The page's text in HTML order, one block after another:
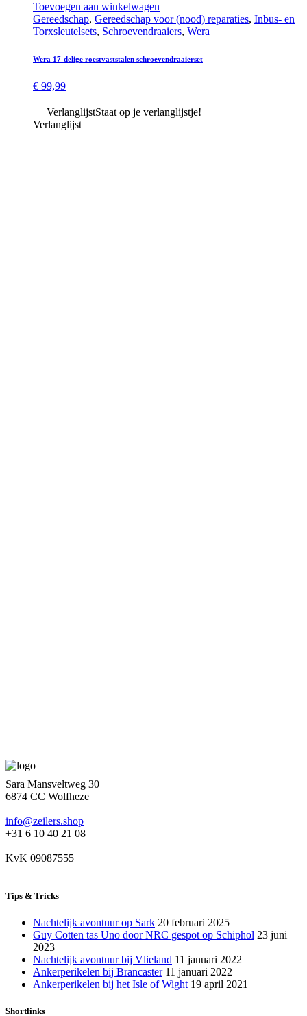
Toevoegen aan winkelwagen
Gereedschap, Gereedschap voor (nood) reparaties, Inbus- en
Torx­s­leutel­sets, Schroeven­draaiers, Wera
Wera 17-delige roest­vast­stalen schroeven­draaier­set
€ 99,99
VerlanglijstStaat op je verlanglijstje!
Verlanglijst
Sara Mansveltweg 30
6874 CC Wolfheze
info@zeilers.shop
+31 6 10 40 21 08
KvK 09087555
Tips & Tricks
Nachtelijk avontuur op Sark 20 februari 2025
Guy Cotten tas Uno door NRC gespot op Schiphol 23 juni
2023
Nachtelijk avontuur bij Vlieland 11 januari 2022
Ankerperikelen bij Brancaster 11 januari 2022
Ankerperikelen bij het Isle of Wight 19 april 2021
Shortlinks